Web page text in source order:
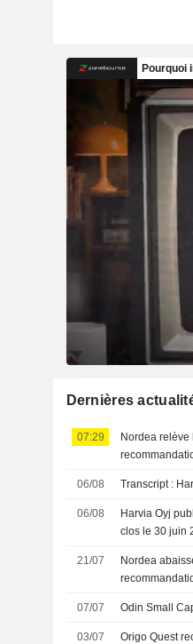
Dernières
07:29
Nordea
06/08 Transcript :
06/08
Harvia Oyj
clos le 30 juin
21/07
Nordea
07/07 Odin Small
03/07 Origo Quest